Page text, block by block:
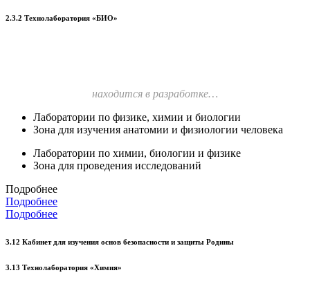
2.3.2 Технолаборатория «БИО»
находится в разработке…
Лаборатории по физике, химии и биологии
Зона для изучения анатомии и физиологии человека
Лаборатории по химии, биологии и физике
Зона для проведения исследований
Подробнее
Подробнее
Подробнее
3.12 Кабинет для изучения основ безопасности и защиты Родины
3.13 Технолаборатория «Химия»